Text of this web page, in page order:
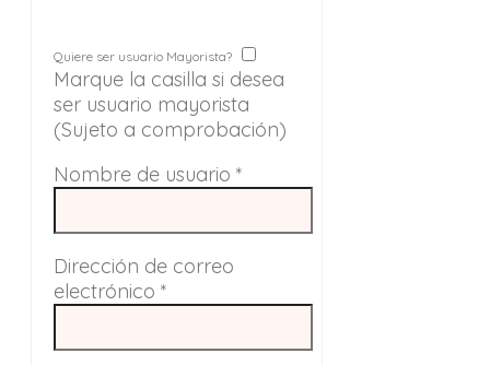
Quiere ser usuario Mayorista?
Marque la casilla si desea
ser usuario mayorista
(Sujeto a comprobación)
Nombre de usuario *
Dirección de correo
electrónico *